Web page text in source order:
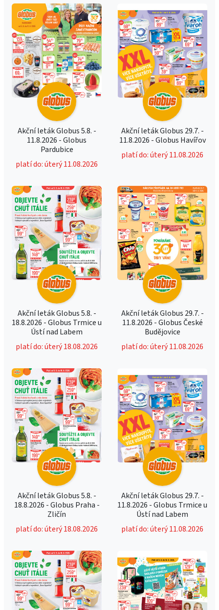
Akční leták Globus 5.8. -
11.8.2026 - Globus
Pardubice
platí do: úterý 11.08.2026
Akční leták Globus 29.7. -
11.8.2026 - Globus Havířov
platí do: úterý 11.08.2026
Akční leták Globus 5.8. -
18.8.2026 - Globus Trmice u
Ústí nad Labem
platí do: úterý 18.08.2026
Akční leták Globus 29.7. -
11.8.2026 - Globus České
Budějovice
platí do: úterý 11.08.2026
Akční leták Globus 5.8. -
18.8.2026 - Globus Praha -
Zličín
platí do: úterý 18.08.2026
Akční leták Globus 29.7. -
11.8.2026 - Globus Trmice u
Ústí nad Labem
platí do: úterý 11.08.2026